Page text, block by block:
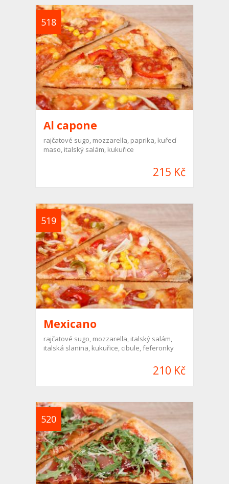
518
Al capone
rajčatové sugo, mozzarella, paprika, kuřecí
maso, italský salám, kukuřice
215 Kč
519
Mexicano
rajčatové sugo, mozzarella, italský salám,
italská slanina, kukuřice, cibule, feferonky
210 Kč
520